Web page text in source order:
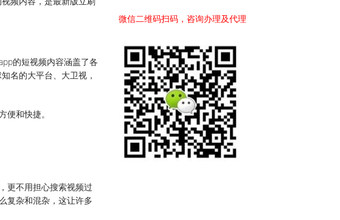
的短视频内容涵盖了各
名的大平台、大卫视，
和快捷。
更不用担心搜索视频过
复杂和混杂，这让许多
微信二维码扫码，咨询办理及代理